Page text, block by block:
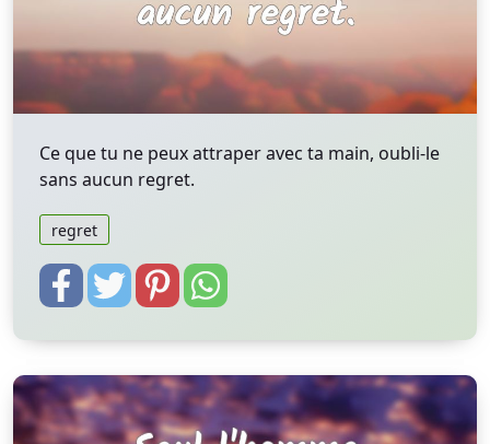
Ce que tu ne peux attraper avec ta main, oubli-le
sans aucun regret.
regret